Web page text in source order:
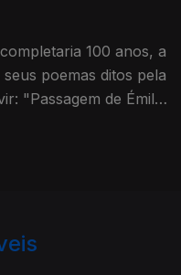
100 anos, a
poemas ditos pela
"Passagem de Émile